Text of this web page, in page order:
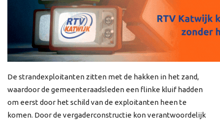
De strandexploitanten zitten met de hakken in het zand,
waardoor de gemeenteraadsleden een flinke kluif hadden
om eerst door het schild van de exploitanten heen te
komen. Door de vergaderconstructie kon verantwoordelijk